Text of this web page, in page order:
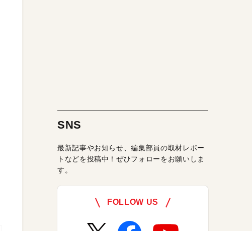
SNS
最新記事やお知らせ、編集部員の取材レポー
トなどを投稿中！ぜひフォローをお願いしま
す。
FOLLOW US